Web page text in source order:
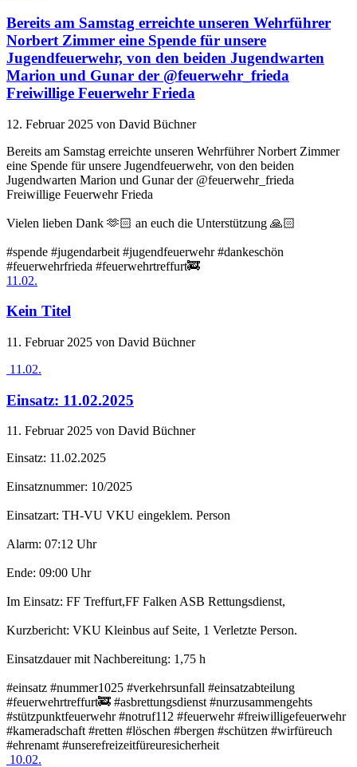
Bereits am Samstag erreichte unseren Wehrführer
Norbert Zimmer eine Spende für unsere
Jugendfeuerwehr, von den beiden Jugendwarten
Marion und Gunar der @feuerwehr_frieda
Freiwillige Feuerwehr Frieda
12. Februar 2025 von David Büchner
Bereits am Samstag erreichte unseren Wehrführer Norbert Zimmer
eine Spende für unsere Jugendfeuerwehr, von den beiden
Jugendwarten Marion und Gunar der @feuerwehr_frieda
Freiwillige Feuerwehr Frieda
Vielen lieben Dank 🫶🏻 an euch die Unterstützung 🙏🏻
#spende #jugendarbeit #jugendfeuerwehr #dankeschön
#feuerwehrfrieda #feuerwehrtreffurt🚒
11.02.
Kein Titel
11. Februar 2025 von David Büchner
11.02.
Einsatz: 11.02.2025
11. Februar 2025 von David Büchner
Einsatz: 11.02.2025
Einsatznummer: 10/2025
Einsatzart: TH-VU VKU eingeklem. Person
Alarm: 07:12 Uhr
Ende: 09:00 Uhr
Im Einsatz: FF Treffurt,FF Falken ASB Rettungsdienst,
Kurzbericht: VKU Kleinbus auf Seite, 1 Verletzte Person.
Einsatzdauer mit Nachbereitung: 1,75 h
#einsatz #nummer1025 #verkehrsunfall #einsatzabteilung
#feuerwehrtreffurt🚒 #asbrettungsdienst #nurzusammengehts
#stützpunktfeuerwehr #notruf112 #feuerwehr #freiwilligefeuerwehr
#kameradschaft #retten #löschen #bergen #schützen #wirfüreuch
#ehrenamt #unserefreizeitfüreuresicherheit
10.02.